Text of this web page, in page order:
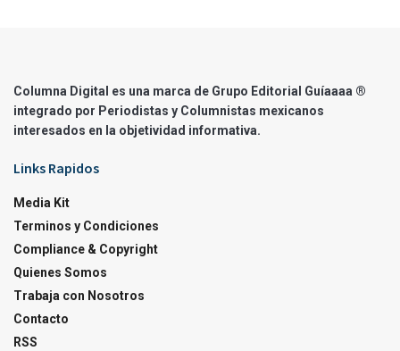
Columna Digital es una marca de Grupo Editorial Guíaaaa ®
integrado por Periodistas y Columnistas mexicanos
interesados en la objetividad informativa.
Links Rapidos
Media Kit
Terminos y Condiciones
Compliance & Copyright
Quienes Somos
Trabaja con Nosotros
Contacto
RSS